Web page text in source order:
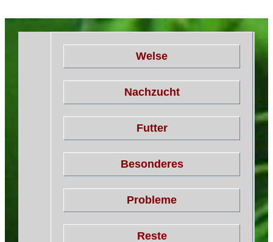
Welse
Nachzucht
Futter
Besonderes
Probleme
Reste